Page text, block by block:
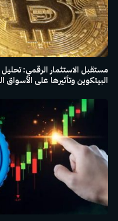
مستقبل الاستثمار الرقمي:
البيتكوين وتأثيرها على الأسواق